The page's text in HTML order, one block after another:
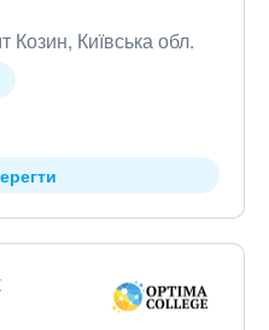
Козин, Київська обл.